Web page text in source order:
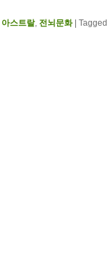
아스트랄, 전뇌문화 Tagged